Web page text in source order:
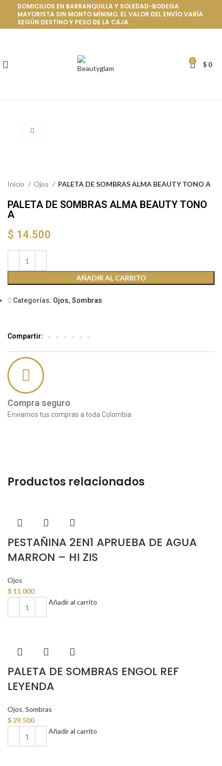
DOMICILIOS EN BARRANQUILLA Y SOLEDAD-BODEGA
MAYORISTA SIN MONTO MÍNIMO. EL VALOR DEL ENVÍO VARÍA
SEGÚN DESTINO Y PESO DE LA CAJA.
0 $0
Inicio Ojos PALETA DE SOMBRAS ALMA BEAUTY TONO A
PALETA DE SOMBRAS ALMA BEAUTY TONO
A
$ 14.500
AÑADIR AL CARRITO
Categorías: Ojos, Sombras
Compartir:
Compra seguro
Enviamos tus compras a toda Colombia
Productos relacionados
PESTAÑINA 2EN1 APRUEBA DE AGUA
MARRON – HI ZIS
Ojos
$ 11.000
Añadir al carrito
PALETA DE SOMBRAS ENGOL REF
LEYENDA
Ojos, Sombras
$ 29.500
Añadir al carrito